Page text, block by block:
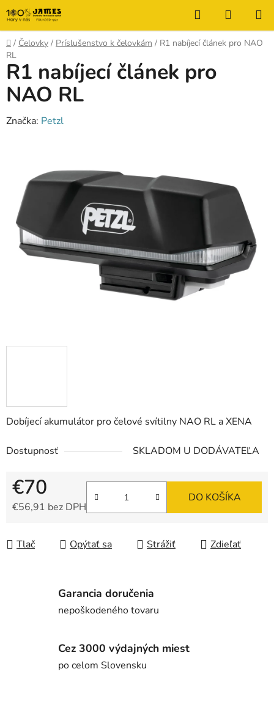
Prejsť
na
obsah
Hľadať
KOŠÍK
Domov
/ Čelovky / Príslušenstvo k čelovkám / R1 nabíjecí článek pro NAO
RL
Dobíjecí akumulátor pro čelové svítilny NAO RL a XENA
Dostupnosť SKLADOM U DODÁVATEĽA
€70
€56,91 bez DPH
DO KOŠÍKA
Tlač Opýtať sa Strážiť Zdieľať
R1 nabíjecí článek pro
NAO RL
Značka: Petzl
Garancia doručenia
nepoškodeného tovaru
Cez 3000 výdajných miest
po celom Slovensku